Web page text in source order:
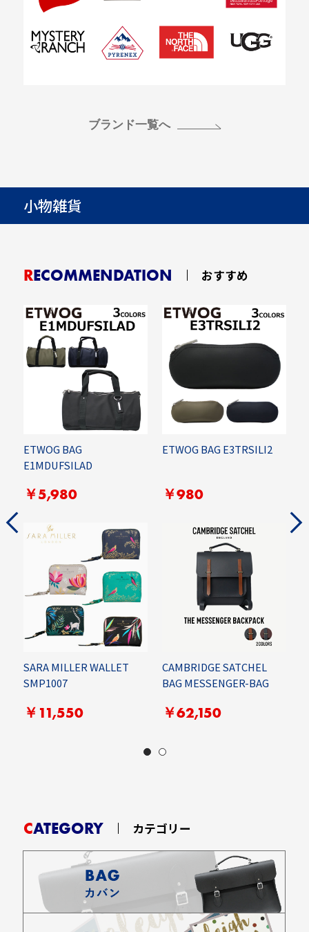
ブランド一覧へ
小物雑貨
RECOMMENDATION おすすめ
ETWOG BAG
E1MDUFSILAD
￥5,980
ETWOG BAG E3TRSILI2
￥980
SARA MILLER WALLET
SMP1007
￥11,550
CAMBRIDGE SATCHEL
BAG MESSENGER-BAG
￥62,150
CATEGORY カテゴリー